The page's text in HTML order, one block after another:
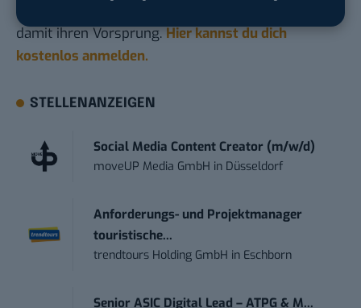
wichtigsten News des Tages – und sichern sich
damit ihren Vorsprung. Hier kannst du dich
kostenlos anmelden.
STELLENANZEIGEN
Social Media Content Creator (m/w/d)
moveUP Media GmbH in Düsseldorf
Anforderungs- und Projektmanager
touristische...
trendtours Holding GmbH in Eschborn
Senior ASIC Digital Lead – ATPG & M...